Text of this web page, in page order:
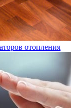
отопления